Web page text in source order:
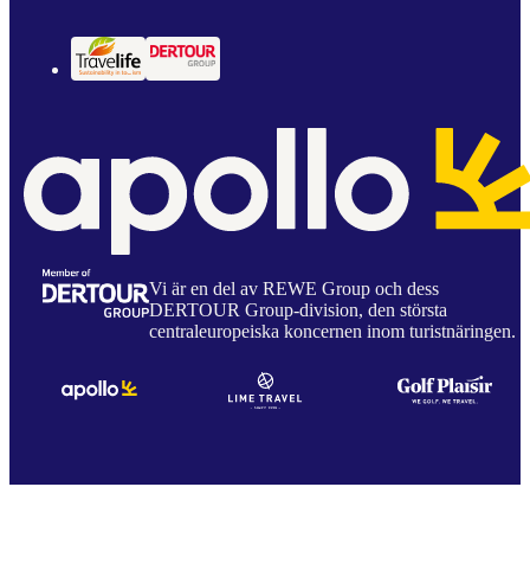
Vi är en del av REWE Group och dess
DERTOUR Group-division, den största
centraleuropeiska koncernen inom turistnäringen.